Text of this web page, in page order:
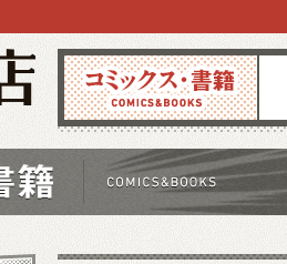
コミックス 雑誌